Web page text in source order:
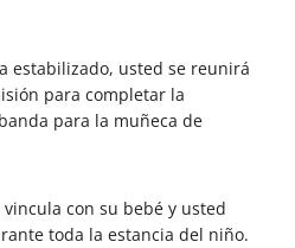
estabilizado, usted se reunirá
para completar la
para la muñeca de
con su bebé y usted
toda la estancia del niño.